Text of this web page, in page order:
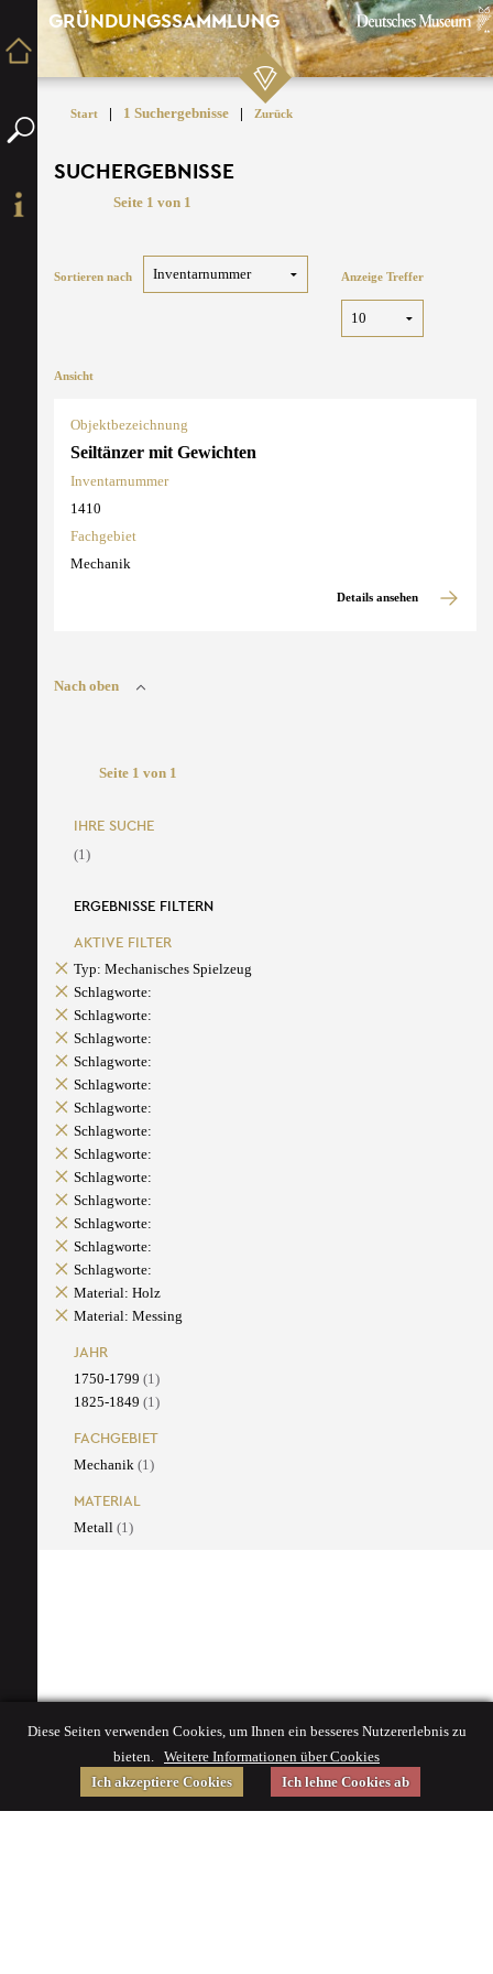
GRÜNDUNGSSAMMLUNG
Start | 1 Suchergebnisse | Zurück
SUCHERGEBNISSE
Seite 1 von 1
Sortieren nach Anzeige Treffer
Ansicht
Objektbezeichnung
Seiltänzer mit Gewichten
Inventarnummer
1410
Fachgebiet
Mechanik
Details ansehen
Nach oben
Seite 1 von 1
IHRE SUCHE
(1)
ERGEBNISSE FILTERN
AKTIVE FILTER
Typ: Mechanisches Spielzeug
Schlagworte:
Schlagworte:
Schlagworte:
Schlagworte:
Schlagworte:
Schlagworte:
Schlagworte:
Schlagworte:
Schlagworte:
Schlagworte:
Schlagworte:
Schlagworte:
Schlagworte:
Material: Holz
Material: Messing
JAHR
1750-1799 (1)
1825-1849 (1)
FACHGEBIET
Mechanik (1)
MATERIAL
Metall (1)
Diese Seiten verwenden Cookies, um Ihnen ein besseres Nutzererlebnis zu
bieten. Weitere Informationen über Cookies
Ich akzeptiere Cookies
Ich lehne Cookies ab